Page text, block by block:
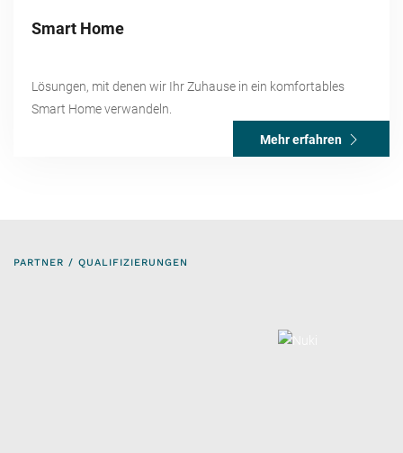
Smart Home
Lösungen, mit denen wir Ihr Zuhause in ein komfortables
Smart Home verwandeln.
Mehr erfahren
PARTNER / QUALIFIZIERUNGEN